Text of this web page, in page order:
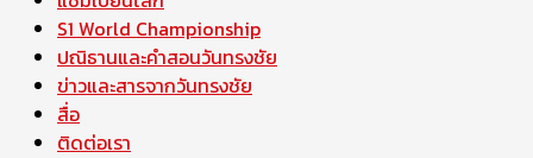
S1 World Championship
ปณิธานและคำสอนวันทรงชัย
ข่าวและสารจากวันทรงชัย
สื่อ
ติดต่อเรา